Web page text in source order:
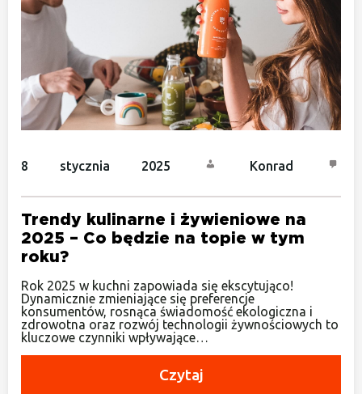
8 stycznia 2025 Konrad
Trendy kulinarne i żywieniowe na
2025 – Co będzie na topie w tym
roku?
Rok 2025 w kuchni zapowiada się ekscytująco!
Dynamicznie zmieniające się preferencje
konsumentów, rosnąca świadomość ekologiczna i
zdrowotna oraz rozwój technologii żywnościowych to
kluczowe czynniki wpływające…
Czytaj